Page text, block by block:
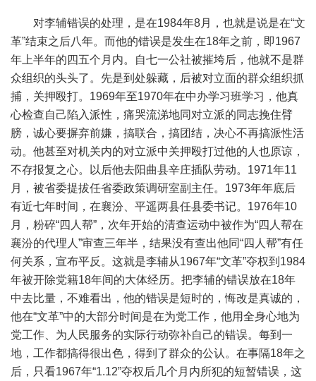
对李辅错误的处理，是在1984年8月，也就是说是在“文
革”结束之后八年。而他的错误是发生在18年之前，即1967
年上半年的四五个月内。自七一公社被摧垮后，他就不是群
众组织的头头了。先是到处躲藏，后被对立面的群众组织抓
捕，关押殴打。1969年至1970年在中办学习班学习，他真
心检查自己陷入派性，痛哭流涕地同对立派的同志挽住臂
膀，诚心要摒弃前嫌，搞联合，搞团结，决心不再搞派性活
动。他甚至对机关内的对立派中关押殴打过他的人也原谅，
不存报复之心。以后他去阳曲县辛庄插队劳动。1971年11
月，被省委提拔任省委政策调研室副主任。1973年年底后
有近七年时间，在襄汾、平遥两县任县委书记。1976年10
月，粉碎“四人帮”，次年开始的清查运动中被作为“四人帮在
襄汾的代理人”审查三年半，结果没有查出他同“四人帮”有任
何关系，宣布平反。这就是李辅从1967年“文革”夺权到1984
年被开除党籍18年间的大体经历。把李辅的错误放在18年
中去比量，不难看出，他的错误是短时的，悔改是真诚的，
他在“文革”中的大部分时间是在为党工作，他用全身心地为
党工作、为人民服务的实际行动弥补自己的错误。每到一
地，工作都搞得很出色，得到了群众的公认。在事隔18年之
后，只看1967年“1.12”夺权后几个月内所犯的短暂错误，这